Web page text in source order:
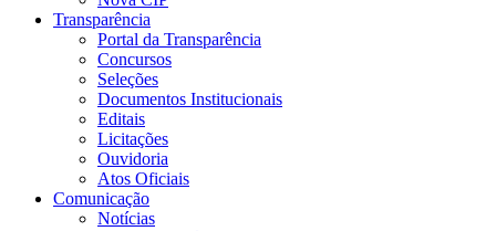
Transparência
Portal da Transparência
Concursos
Seleções
Documentos Institucionais
Editais
Licitações
Ouvidoria
Atos Oficiais
Comunicação
Notícias